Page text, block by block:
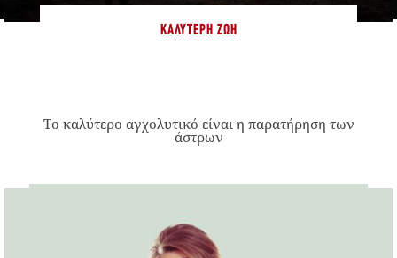
ΚΑΛΎΤΕΡΗ ΖΩΉ
Το καλύτερο αγχολυτικό είναι η παρατήρηση των
άστρων